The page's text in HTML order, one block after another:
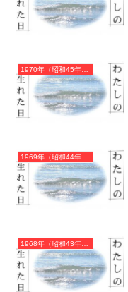
1970年（昭和45年）庚戌（かのえいぬ）・戌年（いぬ年）カレンダー（月曜はじまり）
1969年（昭和44年）己酉（つちのととり）・酉年（とり年）カレンダー（月曜はじまり）
1968年（昭和43年）戊申（つちのえさる）・申年（さる年）カレンダー（月曜はじまり）